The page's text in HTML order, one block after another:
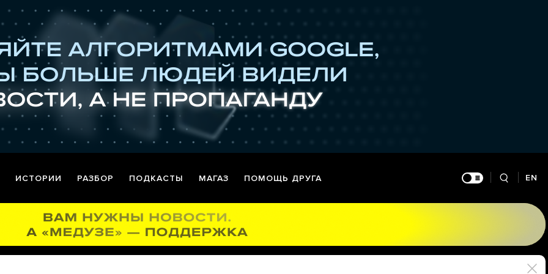
ИСТОРИИ РАЗБОР ПОДКАСТЫ МАГАЗ ПОМОЩЬ ДРУГА EN